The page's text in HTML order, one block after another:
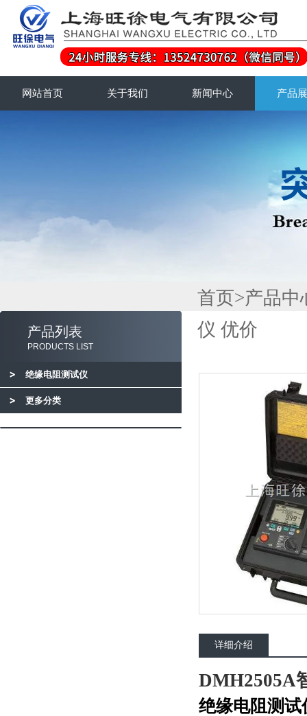
网站首页 关于我们 新闻中心 产品
产品列表
PRODUCTS LIST
绝缘电阻测试仪
更多分类
首页>产品中
仪 优价
详细介绍
DMH2505A
绝缘电阻测试